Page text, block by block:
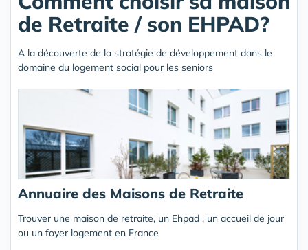
de Retraite / son EHPAD?
A la découverte de la stratégie de développement dans le
domaine du logement social pour les seniors
Annuaire des Maisons de Retraite
Trouver une maison de retraite, un Ehpad , un accueil de jour
ou un foyer logement en France